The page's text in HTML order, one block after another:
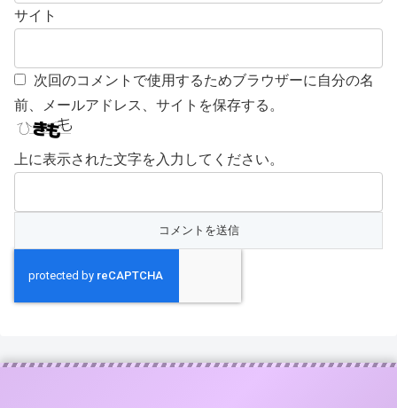
サイト
次回のコメントで使用するためブラウザーに自分の名
前、メールアドレス、サイトを保存する。
上に表示された文字を入力してください。